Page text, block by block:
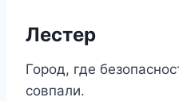
Лестер
Город, где
совпали.